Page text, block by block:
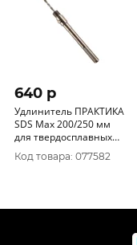
640 p
Удлинитель ПРАКТИКА
SDS Max 200/250 мм
для твердосплавных
коронок 773-866
Код товара: 077582